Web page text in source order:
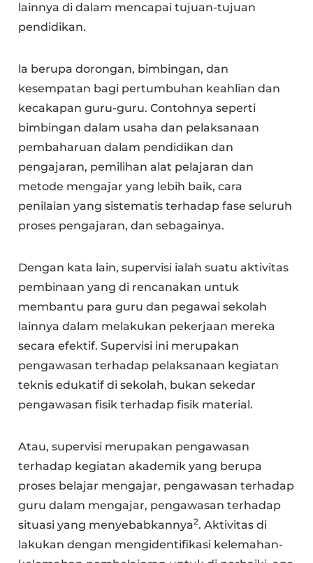
lainnya di dalam mencapai tujuan-tujuan
pendidikan.
la berupa dorongan, bimbingan, dan
kesempatan bagi pertumbuhan keahlian dan
kecakapan guru-guru. Contohnya seperti
bimbingan dalam usaha dan pelaksanaan
pembaharuan dalam pendidikan dan
pengajaran, pemilihan alat pelajaran dan
metode mengajar yang lebih baik, cara
penilaian yang sistematis terhadap fase seluruh
proses pengajaran, dan sebagainya.
Dengan kata lain, supervisi ialah suatu aktivitas
pembinaan yang di rencanakan untuk
membantu para guru dan pegawai sekolah
lainnya dalam melakukan pekerjaan mereka
secara efektif. Supervisi ini merupakan
pengawasan terhadap pelaksanaan kegiatan
teknis edukatif di sekolah, bukan sekedar
pengawasan fisik terhadap fisik material.
Atau, supervisi merupakan pengawasan
terhadap kegiatan akademik yang berupa
proses belajar mengajar, pengawasan terhadap
guru dalam mengajar, pengawasan terhadap
situasi yang menyebabkannya2. Aktivitas di
lakukan dengan mengidentifikasi kelemahan-